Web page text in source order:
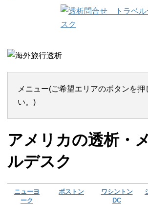
メニュー(ご希望エリアのボタンを押
い。)
アメリカの透析・
ルデスク
ニューヨ
ーク
ボストン
ワシントン
DC